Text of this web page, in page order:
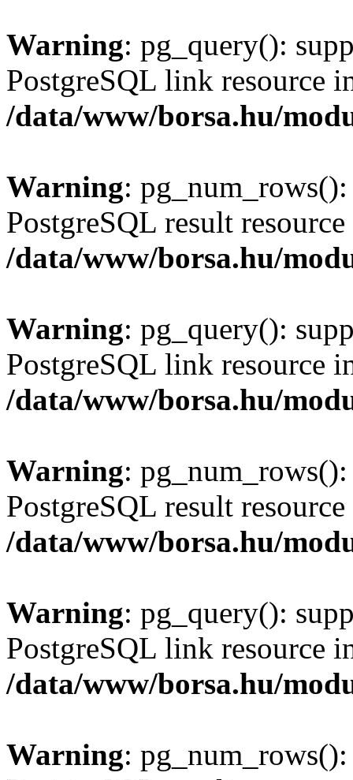
Warning: pg_query():
PostgreSQL link resource
/data/www/borsa.hu/
Warning:
PostgreSQL result
/data/www/borsa.hu/
Warning: pg_query():
PostgreSQL link resource
/data/www/borsa.hu/
Warning:
PostgreSQL result
/data/www/borsa.hu/
Warning: pg_query():
PostgreSQL link resource
/data/www/borsa.hu/
Warning: